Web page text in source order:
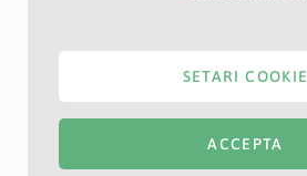
ACCEPTA
SETARI COOKIE